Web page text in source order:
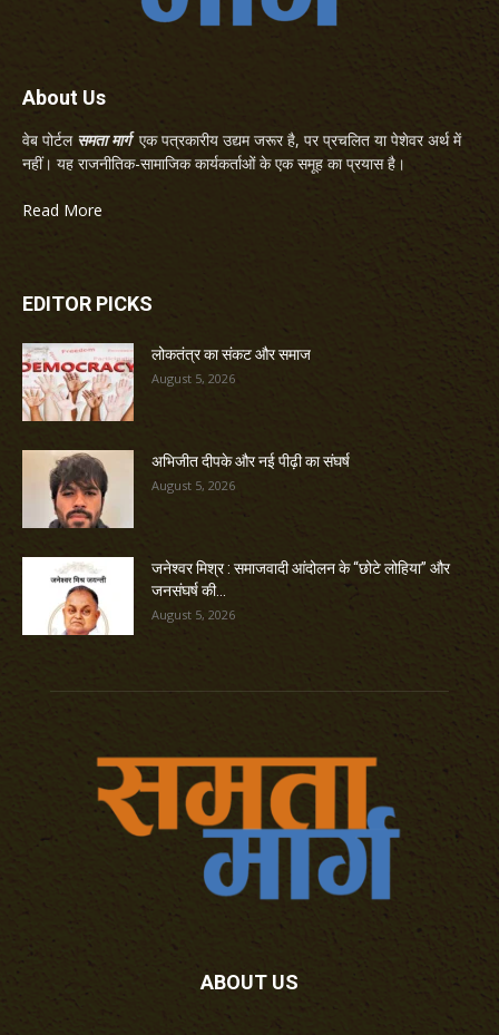
About Us
वेब पोर्टल समता मार्गएक पत्रकारीय उद्यम जरूर है, पर प्रचलित या पेशेवर अर्थ में
नहीं। यह राजनीतिक-सामाजिक कार्यकर्ताओं के एक समूह का प्रयास है।
Read More
EDITOR PICKS
लोकतंत्र का संकट और समाज
August 5, 2026
अभिजीत दीपके और नई पीढ़ी का संघर्ष
August 5, 2026
जनेश्वर मिश्र : समाजवादी आंदोलन के “छोटे लोहिया” और
जनसंघर्ष की...
August 5, 2026
ABOUT US